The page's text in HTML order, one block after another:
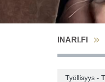
INARI.FI
Työllisyys -